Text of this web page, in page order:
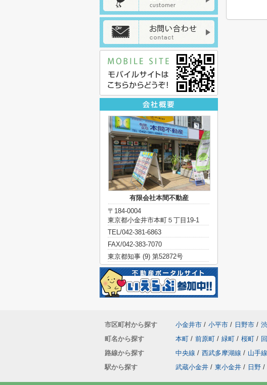
有限会社本間不動産
〒184-0004
東京都小金井市本町５丁目19-1
TEL/042-381-6863
FAX/042-383-7070
東京都知事 (9) 第52872号
市区町村から探す 小金井市 / 小平市 / 日野市 /
町名から探す
本町 / 前原町 / 緑町 / 桜町 /
路線から探す
中央線 / 西武多摩湖線 / 山手線
駅から探す
武蔵小金井 / 東小金井 / 日野 /